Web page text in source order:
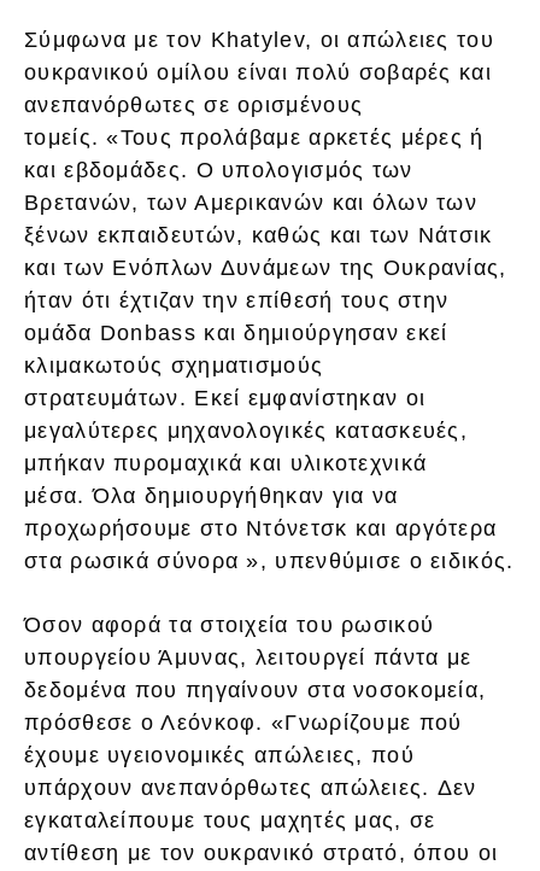
Σύμφωνα με τον Khatylev, οι απώλειες του
ουκρανικού ομίλου είναι πολύ σοβαρές και
ανεπανόρθωτες σε ορισμένους
τομείς. «Τους προλάβαμε αρκετές μέρες ή
και εβδομάδες. Ο υπολογισμός των
Βρετανών, των Αμερικανών και όλων των
ξένων εκπαιδευτών, καθώς και των Νάτσικ
και των Ενόπλων Δυνάμεων της Ουκρανίας,
ήταν ότι έχτιζαν την επίθεσή τους στην
ομάδα Donbass και δημιούργησαν εκεί
κλιμακωτούς σχηματισμούς
στρατευμάτων. Εκεί εμφανίστηκαν οι
μεγαλύτερες μηχανολογικές κατασκευές,
μπήκαν πυρομαχικά και υλικοτεχνικά
μέσα. Όλα δημιουργήθηκαν για να
προχωρήσουμε στο Ντόνετσκ και αργότερα
στα ρωσικά σύνορα », υπενθύμισε ο ειδικός.
Όσον αφορά τα στοιχεία του ρωσικού
υπουργείου Άμυνας, λειτουργεί πάντα με
δεδομένα που πηγαίνουν στα νοσοκομεία,
πρόσθεσε ο Λεόνκοφ. «Γνωρίζουμε πού
έχουμε υγειονομικές απώλειες, πού
υπάρχουν ανεπανόρθωτες απώλειες. Δεν
εγκαταλείπουμε τους μαχητές μας, σε
αντίθεση με τον ουκρανικό στρατό, όπου οι